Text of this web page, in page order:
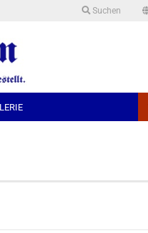
Suchen
auswählen
Passwort vergessen?